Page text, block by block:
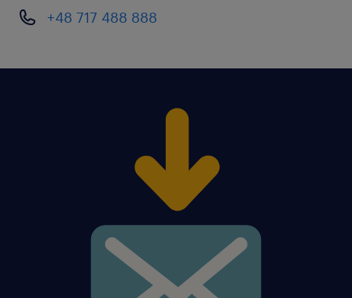
Для участі в процесі рекрутації необхідно
Подайте заявку прямо зараз! Телефонуйте на нашу
інфолінію: +48 717 488 888 або натисніть
кнопку «Відгукнутися».
Agencja zatrudnienia – nr wpisu 47. Вакансія
+48 717 488 888